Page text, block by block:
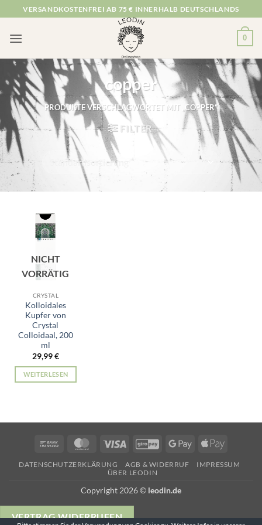
Inhalt
springen
VERSANDKOSTENFREI AB 75 € INNERHALB DEUTSCHLANDS
0
copper
PRODUKTE VERSCHLAGWORTET MIT „COPPER“
FILTER
NICHT
VORRÄTIG
CRYSTAL
Kolloidales
Kupfer von
Crystal
Colloidaal, 200
ml
29,99€
WEITERLESEN
Bank
MasterCardVisa GiroPay Google
Apple
DATENSCHUTZERKLÄRUNG AGB & WIDERRUF
IMPRESSUM
ÜBER LEODIN
Copyright 2026 © leodin.de
VERTRAG WIDERRUFEN